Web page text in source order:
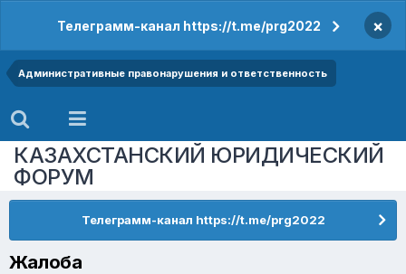
Телеграмм-канал https://t.me/prg2022 ×
Административные правонарушения и ответственность
КАЗАХСТАНСКИЙ ЮРИДИЧЕСКИЙ
ФОРУМ
Телеграмм-канал https://t.me/prg2022
Жалоба